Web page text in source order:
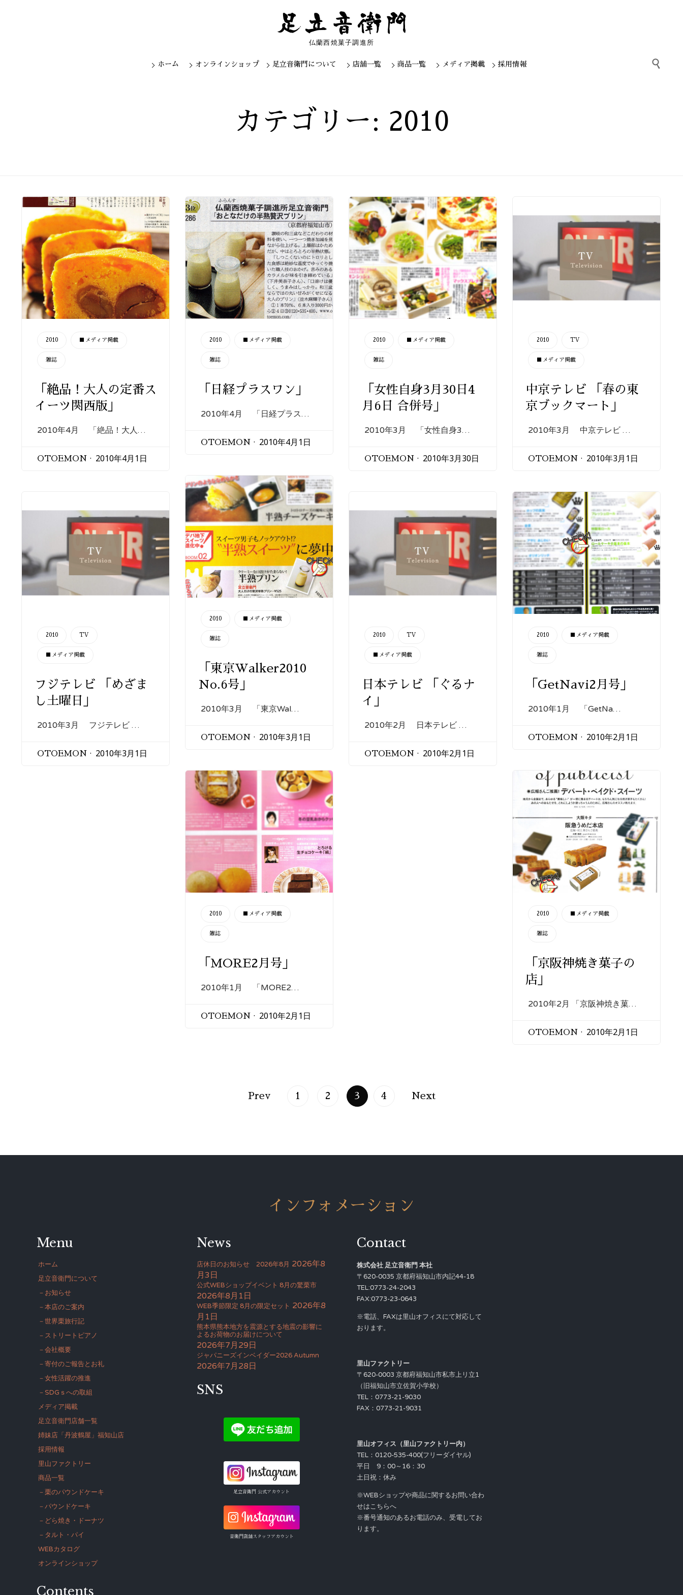
仏蘭西焼菓子調進所
Skip
ホーム オンラインショップ 足立音衛門について 店舗一覧 商品一覧 メディア掲載 採用情報 
カテゴリー: 2010
CATEGORY
2010 ■メディア掲載
雑誌
「絶品！大人の定番ス
イーツ関西版」
2010年4月 「絶品！大人…
OTOEMON 2010年4月1日
CATEGORY
2010 ■メディア掲載
雑誌
「日経プラスワン」
2010年4月 「日経プラス…
OTOEMON 2010年4月1日
CATEGORY
2010 ■メディア掲載
雑誌
「女性自身3月30日4
月6日 合併号」
2010年3月 「女性自身3…
OTOEMON 2010年3月30日
CATEGORY
2010 TV
■メディア掲載
中京テレビ 「春の東
京ブックマート」
2010年3月 中京テレビ …
OTOEMON 2010年3月1日
CATEGORY
2010 ■メディア掲載
雑誌
「東京Walker2010
No.6号」
2010年3月 「東京Wal…
OTOEMON 2010年3月1日
CATEGORY
2010 TV
■メディア掲載
フジテレビ 「めざま
し土曜日」
2010年3月 フジテレビ …
OTOEMON 2010年3月1日
CATEGORY
2010 TV
■メディア掲載
日本テレビ 「ぐるナ
イ」
2010年2月 日本テレビ …
OTOEMON 2010年2月1日
CATEGORY
2010 ■メディア掲載
雑誌
「GetNavi2月号」
2010年1月 「GetNa…
OTOEMON 2010年2月1日
CATEGORY
2010 ■メディア掲載
雑誌
「MORE2月号」
2010年1月 「MORE2…
OTOEMON 2010年2月1日
CATEGORY
2010 ■メディア掲載
雑誌
「京阪神焼き菓子の
店」
2010年2月 「京阪神焼き菓…
OTOEMON 2010年2月1日
Prev 1 2 3 4 Next
インフォメーション
Menu
ホーム
足立音衛門について
－お知らせ
－本店のご案内
－世界栗旅行記
－ストリートピアノ
－会社概要
－寄付のご報告とお礼
－女性活躍の推進
－SDGｓへの取組
メディア掲載
足立音衛門店舗一覧
姉妹店「丹波鶴屋」福知山店
採用情報
里山ファクトリー
商品一覧
－栗のパウンドケーキ
－パウンドケーキ
－どら焼き・ドーナツ
－タルト・パイ
WEBカタログ
オンラインショップ
Contents
News
店休日のお知らせ 2026年8月 2026年8
月3日
公式WEBショップイベント 8月の驚栗市
2026年8月1日
WEB季節限定 8月の限定セット 2026年8
月1日
熊本県熊本地方を震源とする地震の影響に
よるお荷物のお届けについて
2026年7月29日
ジャパニーズインベイダー2026 Autumn
2026年7月28日
SNS
足立音衛門 公式アカウント
音衛門店舗スタッフアカウント
Contact
株式会社 足立音衛門 本社
〒620-0035 京都府福知山市内記44-18
TEL:0773-24-2043
FAX:0773-23-0643
※電話、FAXは里山オフィスにて対応して
おります。
里山ファクトリー
〒620-0003 京都府福知山市私市上リ立1
（旧福知山市立佐賀小学校）
TEL：0773-21-9030
FAX：0773-21-9031
里山オフィス（里山ファクトリー内）
TEL：0120-535-400(フリーダイヤル)
平日 9：00～16：30
土日祝：休み
※WEBショップや商品に関するお問い合わ
せはこちらへ
※番号通知のあるお電話のみ、受電してお
ります。